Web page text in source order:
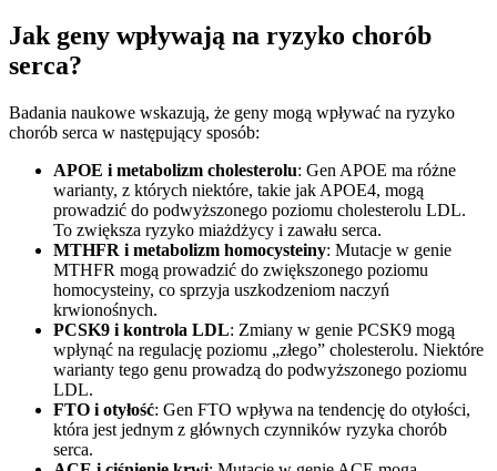
Jak geny wpływają na ryzyko chorób
serca?
Badania naukowe wskazują, że geny mogą wpływać na ryzyko
chorób serca w następujący sposób:
APOE i metabolizm cholesterolu: Gen APOE ma różne
warianty, z których niektóre, takie jak APOE4, mogą
prowadzić do podwyższonego poziomu cholesterolu LDL.
To zwiększa ryzyko miażdżycy i zawału serca.
MTHFR i metabolizm homocysteiny: Mutacje w genie
MTHFR mogą prowadzić do zwiększonego poziomu
homocysteiny, co sprzyja uszkodzeniom naczyń
krwionośnych.
PCSK9 i kontrola LDL: Zmiany w genie PCSK9 mogą
wpłynąć na regulację poziomu „złego” cholesterolu. Niektóre
warianty tego genu prowadzą do podwyższonego poziomu
LDL.
FTO i otyłość: Gen FTO wpływa na tendencję do otyłości,
która jest jednym z głównych czynników ryzyka chorób
serca.